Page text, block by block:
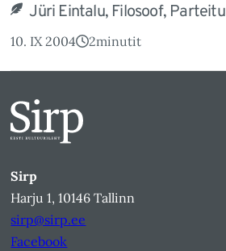
Jüri Eintalu, Filosoof, Parteitu
10. IX 2004 2minutit
Sirp
Harju 1, 10146 Tallinn
sirp@sirp.ee
Facebook